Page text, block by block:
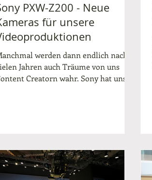
PXW-Z200 - Neue
für unsere
werden dann endlich nach
Jahren auch Träume von uns
Creatorn wahr. Sony hat uns